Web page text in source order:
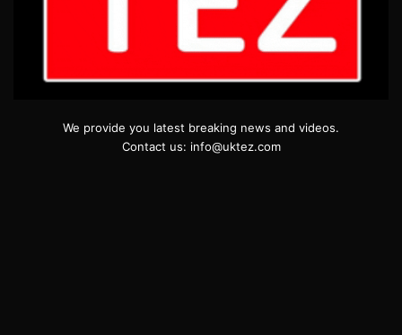
We provide you latest breaking news and videos.
Contact us: info@uktez.com